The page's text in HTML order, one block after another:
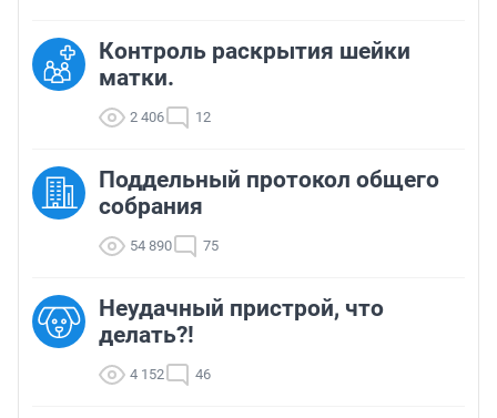
Контроль раскрытия шейки
матки.
2 406 12
Поддельный протокол общего
собрания
54 890 75
Неудачный пристрой, что
делать?!
4 152 46